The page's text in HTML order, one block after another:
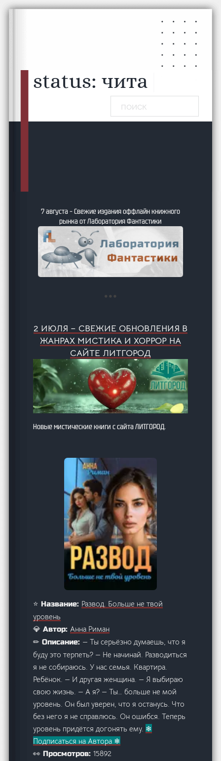
Перейти к основному содержанию
Перейти к нижнему колонтитулу
status:читаю...
Поиск
7 августа – Свежие издания оффлайн книжного
рынка от Лаборатория Фантастики
2 ИЮЛЯ – СВЕЖИЕ ОБНОВЛЕНИЯ В
ЖАНРАХ МИСТИКА И ХОРРОР НА
САЙТЕ ЛИТГОРОД
Новые мистические книги с сайта ЛИТГОРОД.
⭐ Название: Развод. Больше не твой
уровень
💎 Автор:Анна Риман
✏ Описание: — Ты серьёзно думаешь, что я
буду это терпеть? — Не начинай. Разводиться
я не собираюсь. У нас семья. Квартира.
Ребёнок. — И другая женщина. — Я выбираю
свою жизнь. — А я? — Ты… больше не мой
уровень. Он был уверен, что я останусь. Что
без него я не справлюсь. Он ошибся. Теперь
уровень придётся догонять ему. ❄
Подписаться на Автора ❄
👀 Просмотров:15892